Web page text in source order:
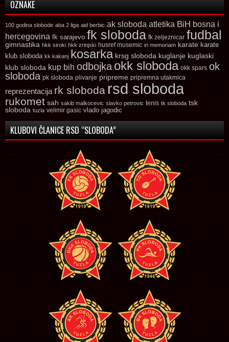
OZNAKE
100 godina slobode aba 2 liga aid berbic ak sloboda atletika BiH bosna i
hercegovina fk sarajevo fk sloboda fk zeljeznicar fudbal
gimnastika hkk siroki hkk zrinjski husref musemic in memoriam karate karate
klub sloboda kk kakanj kosarka krsg sloboda kuglanje kuglaski
klub sloboda kup bih odbojka okk sloboda okk spars ok
sloboda pk sloboda plivanje pripreme pripremna utakmica
reprezentacija rk sloboda rsd sloboda
rukomet sah sakib malkocevic slavko petrovic tenis tk sloboda tsk
sloboda tuzla velimir gasic vlado jagodic
KLUBOVI ČLANICE RSD “SLOBODA”